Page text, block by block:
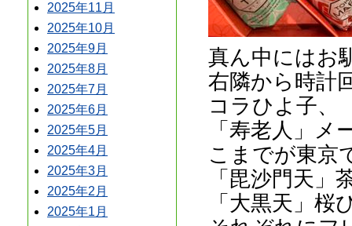
2025年11月
2025年10月
2025年9月
2025年8月
2025年7月
2025年6月
2025年5月
2025年4月
2025年3月
2025年2月
2025年1月
真ん中にはお
右隣から時計
コラひよ子、
「寿老人」
こまでが東京
「毘沙門天
「大黒天」